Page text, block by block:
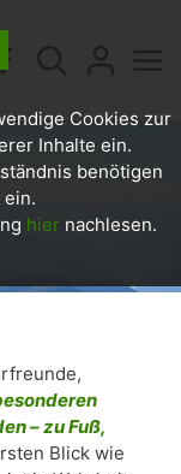
– zu Fuß,
Blick wie
Cookies zur
Inhalte ein.
benötigen
hier nachlesen.